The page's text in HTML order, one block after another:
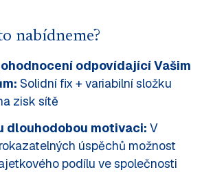
nabídneme?
odpovídající Vašim
Solidní fix + variabilní složku
zisk sítě
dlouhodobou motivaci: V
úspěchů možnost
podílu ve společnosti